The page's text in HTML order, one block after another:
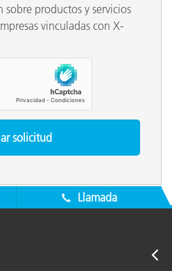
productos y servicios
vinculadas con X-
Llamada